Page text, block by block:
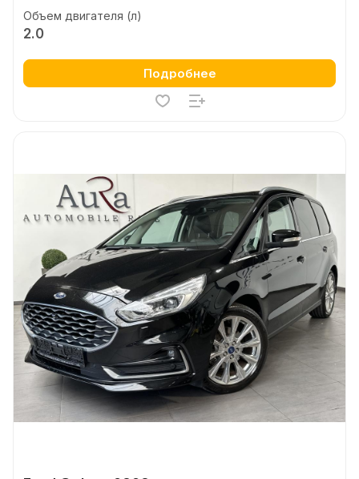
Объем двигателя (л)
2.0
Подробнее